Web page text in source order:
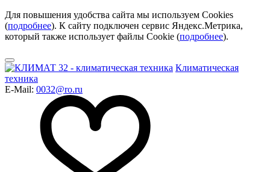
Для повышения удобства сайта мы используем Cookies
(подробнее). К сайту подключен сервис Яндекс.Метрика,
который также использует файлы Cookie (подробнее).
Климатическая
техника
E-Mail: 0032@ro.ru